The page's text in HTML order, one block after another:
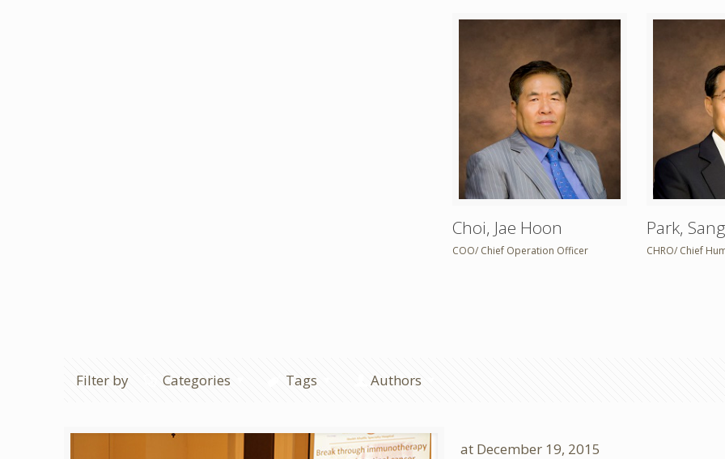
Choi, Jae Hoon
COO/ Chief Operation Officer
Park,
CHRO/ Chief
Filter by Categories Tags Authors
at December 19, 2015